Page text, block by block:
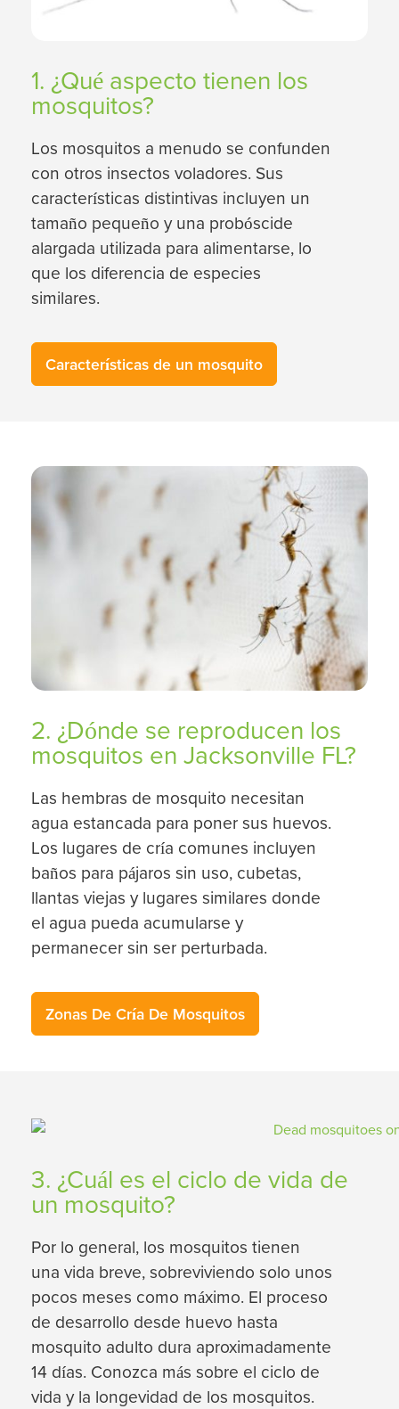
1. ¿Qué aspecto tienen los
mosquitos?
Los mosquitos a menudo se confunden
con otros insectos voladores. Sus
características distintivas incluyen un
tamaño pequeño y una probóscide
alargada utilizada para alimentarse, lo
que los diferencia de especies
similares.
Características de un mosquito
2. ¿Dónde se reproducen los
mosquitos en Jacksonville FL?
Las hembras de mosquito necesitan
agua estancada para poner sus huevos.
Los lugares de cría comunes incluyen
baños para pájaros sin uso, cubetas,
llantas viejas y lugares similares donde
el agua pueda acumularse y
permanecer sin ser perturbada.
Zonas De Cría De Mosquitos
3. ¿Cuál es el ciclo de vida de
un mosquito?
Por lo general, los mosquitos tienen
una vida breve, sobreviviendo solo unos
pocos meses como máximo. El proceso
de desarrollo desde huevo hasta
mosquito adulto dura aproximadamente
14 días. Conozca más sobre el ciclo de
vida y la longevidad de los mosquitos.